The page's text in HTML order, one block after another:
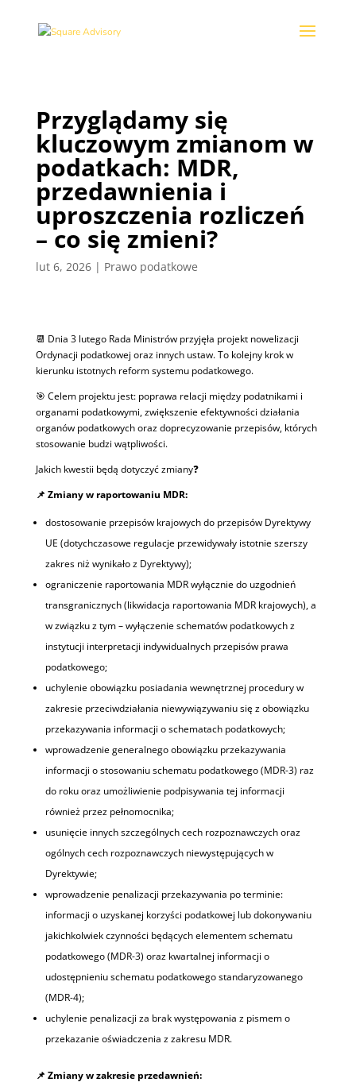
Przyglądamy się
kluczowym zmianom w
podatkach: MDR,
przedawnienia i
uproszczenia rozliczeń
– co się zmieni?
lut 6, 2026| Prawo podatkowe
📆 Dnia 3 lutego Rada Ministrów przyjęła projekt nowelizacji
Ordynacji podatkowej oraz innych ustaw. To kolejny krok w
kierunku istotnych reform systemu podatkowego.
🎯 Celem projektu jest: poprawa relacji między podatnikami i
organami podatkowymi, zwiększenie efektywności działania
organów podatkowych oraz doprecyzowanie przepisów, których
stosowanie budzi wątpliwości.
Jakich kwestii będą dotyczyć zmiany❓
📌 Zmiany w raportowaniu MDR:
dostosowanie przepisów krajowych do przepisów Dyrektywy
UE (dotychczasowe regulacje przewidywały istotnie szerszy
zakres niż wynikało z Dyrektywy);
ograniczenie raportowania MDR wyłącznie do uzgodnień
transgranicznych (likwidacja raportowania MDR krajowych), a
w związku z tym – wyłączenie schematów podatkowych z
instytucji interpretacji indywidualnych przepisów prawa
podatkowego;
uchylenie obowiązku posiadania wewnętrznej procedury w
zakresie przeciwdziałania niewywiązywaniu się z obowiązku
przekazywania informacji o schematach podatkowych;
wprowadzenie generalnego obowiązku przekazywania
informacji o stosowaniu schematu podatkowego (MDR-3) raz
do roku oraz umożliwienie podpisywania tej informacji
również przez pełnomocnika;
usunięcie innych szczególnych cech rozpoznawczych oraz
ogólnych cech rozpoznawczych niewystępujących w
Dyrektywie;
wprowadzenie penalizacji przekazywania po terminie:
informacji o uzyskanej korzyści podatkowej lub dokonywaniu
jakichkolwiek czynności będących elementem schematu
podatkowego (MDR-3) oraz kwartalnej informacji o
udostępnieniu schematu podatkowego standaryzowanego
(MDR-4);
uchylenie penalizacji za brak występowania z pismem o
przekazanie oświadczenia z zakresu MDR.
📌 Zmiany w zakresie przedawnień: